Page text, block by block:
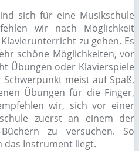
sich für eine Musikschule
wir nach Möglichkeit
zu gehen. Es
schöne Möglichkeiten, vor
Übungen oder Klavierspiele
meist auf Spaß,
Übungen für die Finger,
wir, sich vor einer
zuerst an einem der
zu versuchen. So
das Instrument liegt.